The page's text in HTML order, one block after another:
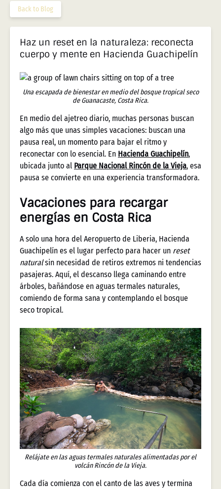
Back to Blog
Haz un reset en la naturaleza: reconecta
cuerpo y mente en Hacienda Guachipelín
Una escapada de bienestar en medio del bosque tropical seco
de Guanacaste, Costa Rica.
En medio del ajetreo diario, muchas personas buscan
algo más que unas simples vacaciones: buscan una
pausa real, un momento para bajar el ritmo y
reconectar con lo esencial. En Hacienda Guachipelín,
ubicada junto al Parque Nacional Rincón de la Vieja, esa
pausa se convierte en una experiencia transformadora.
Vacaciones para recargar
energías en Costa Rica
A solo una hora del Aeropuerto de Liberia, Hacienda
Guachipelín es el lugar perfecto para hacer un reset
naturalsin necesidad de retiros extremos ni tendencias
pasajeras. Aquí, el descanso llega caminando entre
árboles, bañándose en aguas termales naturales,
comiendo de forma sana y contemplando el bosque
seco tropical.
Relájate en las aguas termales naturales alimentadas por el
volcán Rincón de la Vieja.
Cada día comienza con el canto de las aves y termina